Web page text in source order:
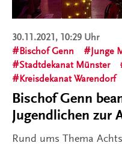
30.11.2021, 10:29 Uhr
Bischof Genn
Junge
Stadtdekanat Münster
Kreisdekanat Warendorf
Bischof Genn
Jugendlichen zur
Rund ums Thema